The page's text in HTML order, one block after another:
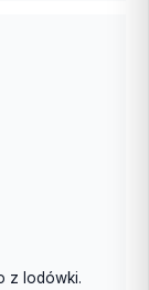
z lodówki.